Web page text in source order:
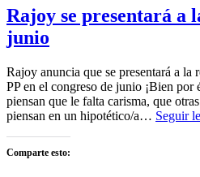
Rajoy se presentará a
junio
Rajoy anuncia que se presentará a la
PP en el congreso de junio ¡Bien por
piensan que le falta carisma, que
piensan en un hipotético/a… Seguir
Comparte esto: